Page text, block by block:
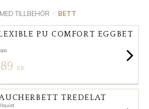
TILLBEHÖR BETT
PU COMFORT EGGBET
KR
TREDELAT